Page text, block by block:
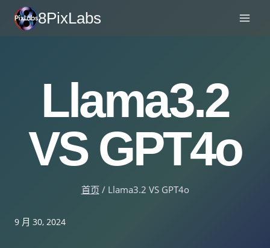
8PixLabs
Llama3.2
VS GPT4o
首页 / Llama3.2 VS GPT4o
9 月 30, 2024